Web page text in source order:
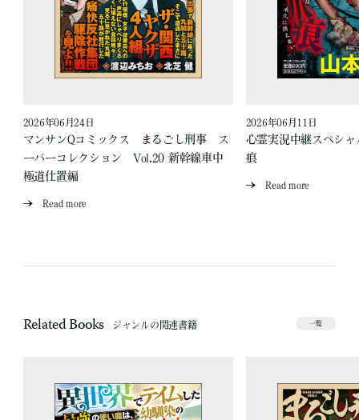
2026年06月24日
マンサンQコミックス まるごし刑事 ス
ーパーコレクション Vol.20 新幹線車中
極道仕置編
Read more
2026年06月11日
心霊実況中継スペシ
痕
Read more
Related Books ジャンルの関連書籍 一覧